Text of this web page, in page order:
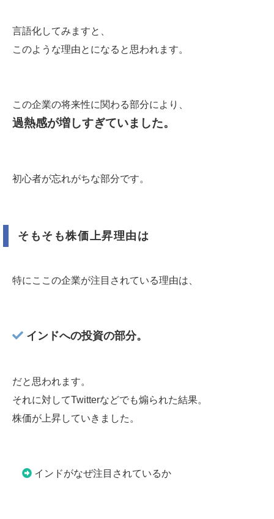
言語化してみますと、
このような理由とになると思われます。
この企業の将来性に関わる部分により、
過熱感が増しすぎていました。
初心者が忘れがちな部分です。
そもそも株価上昇理由は
特にここの企業が注目されている理由は、
インドへの投資の部分。
だと思われます。
それに対してTwitterなどでも煽られた結果。
株価が上昇していきました。
インドがなぜ注目されているか